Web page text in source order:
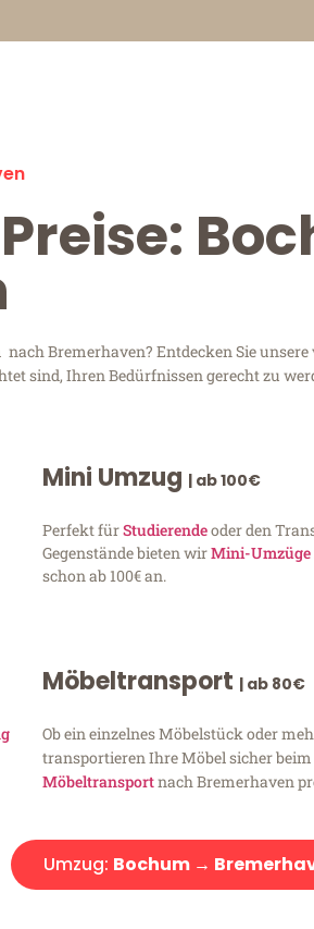
Bremerhaven? Entdecken Sie
sind, Ihren Bedürfnissen gerecht zu
Mini Umzug | ab 100€
Perfekt fürStudierendeoder den
Gegenstände bieten wirMini-Umzüge
schon ab 100€ an.
Möbeltransport | ab 80€
Ob ein einzelnes Möbelstück oder
transportieren Ihre Möbel sicher beim
Möbeltransportnach Bremerhaven
Umzug: Bochum →